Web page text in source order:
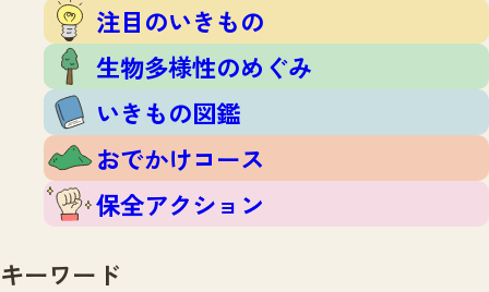
生物多様性のめぐみ
いきもの図鑑
おでかけコース
保全アクション
いきもの調査隊
調査レポート
調査レポートTOP
調査結果
ふくおかいきものマップ
マッチング
マッチングTOP
掲載申し込みフォーム
お問合せ
注目のいきもの
生物多様性のめぐみ
いきもの図鑑
おでかけコース
保全アクション
キーワード